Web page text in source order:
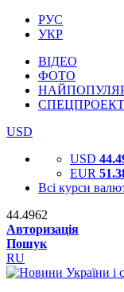
РУС
УКР
ВІДЕО
ФОТО
USD
USD
EUR
Всі курси
44.4962
Авторизація
Пошук
RU